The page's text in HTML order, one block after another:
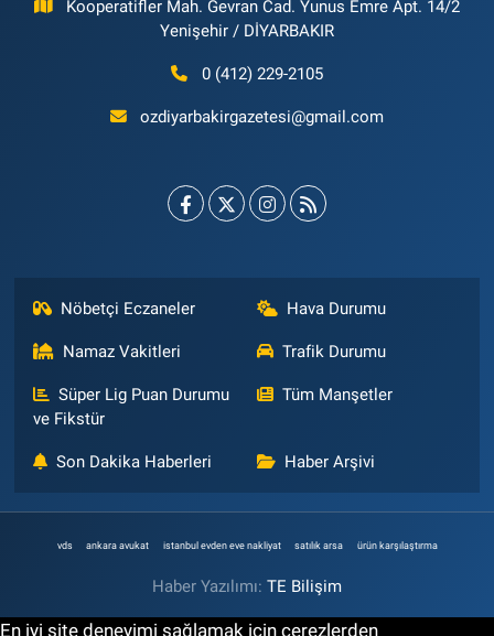
Kooperatifler Mah. Gevran Cad. Yunus Emre Apt. 14/2
Yenişehir / DİYARBAKIR
0 (412) 229-2105
ozdiyarbakirgazetesi@gmail.com
Nöbetçi Eczaneler Hava Durumu
Namaz Vakitleri Trafik Durumu
Süper Lig Puan Durumu
ve Fikstür
Tüm Manşetler
Son Dakika Haberleri Haber Arşivi
vds ankara avukat istanbul evden eve nakliyat satılık arsa ürün karşılaştırma
Haber Yazılımı: TE Bilişim
En iyi site deneyimi sağlamak için çerezlerden